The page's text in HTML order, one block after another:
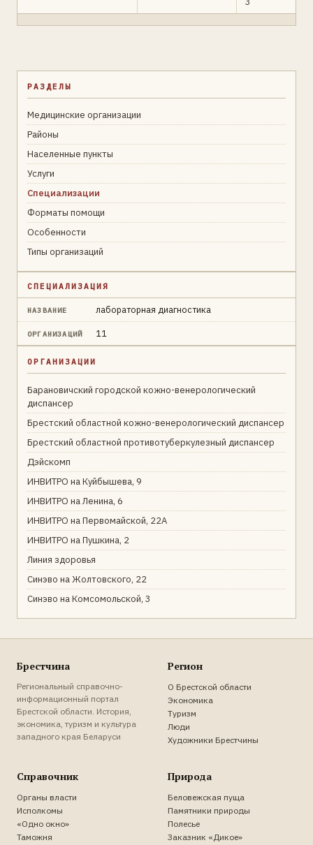
РАЗДЕЛЫ
Медицинские организации
Районы
Населенные пункты
Услуги
Специализации
Форматы помощи
Особенности
Типы организаций
СПЕЦИАЛИЗАЦИЯ
НАЗВАНИЕ лабораторная диагностика
ОРГАНИЗАЦИЙ 11
ОРГАНИЗАЦИИ
Барановичский городской кожно-венерологический
диспансер
Брестский областной кожно-венерологический диспансер
Брестский областной противотуберкулезный диспансер
Дэйскомп
ИНВИТРО на Куйбышева, 9
ИНВИТРО на Ленина, 6
ИНВИТРО на Первомайской, 22А
ИНВИТРО на Пушкина, 2
Линия здоровья
Синэво на Жолтовского, 22
Синэво на Комсомольской, 3
Брестчина
Региональный справочно-
информационный портал
Брестской области. История,
экономика, туризм и культура
западного края Беларуси
Регион
О Брестской области
Экономика
Туризм
Люди
Художники Брестчины
Справочник
Органы власти
Исполкомы
«Одно окно»
Таможня
Природа
Беловежская пуща
Памятники природы
Полесье
Заказник «Дикое»